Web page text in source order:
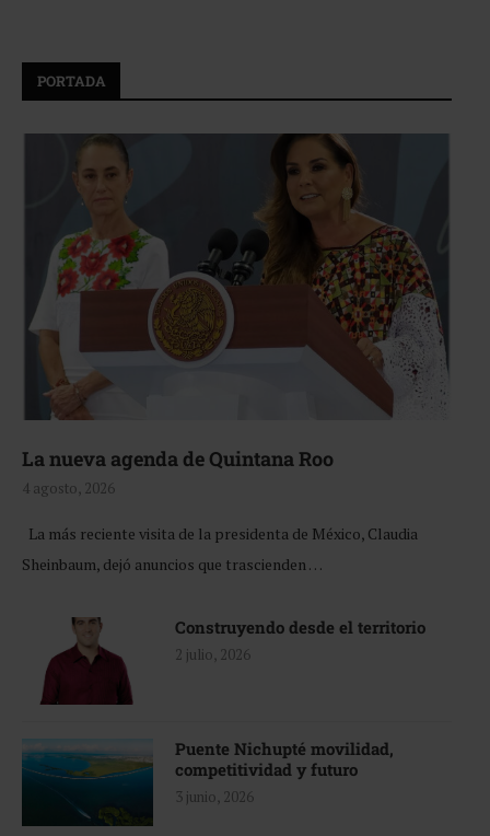
PORTADA
La nueva agenda de Quintana Roo
4 agosto, 2026
La más reciente visita de la presidenta de México, Claudia
Sheinbaum, dejó anuncios que trascienden …
Construyendo desde el territorio
2 julio, 2026
Puente Nichupté movilidad,
competitividad y futuro
3 junio, 2026